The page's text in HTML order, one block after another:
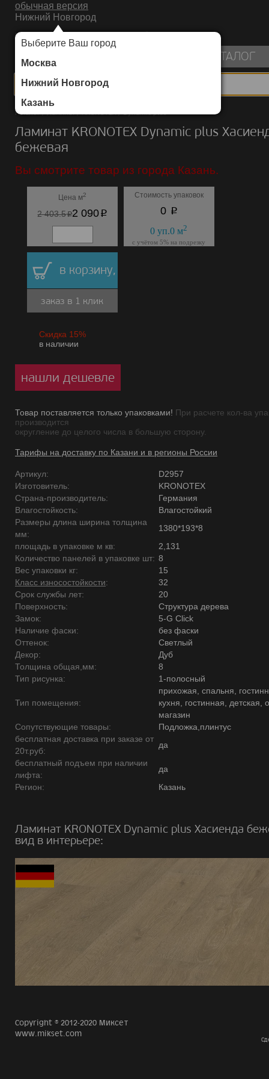
обычная версия
Нижний Новгород
Выберите Ваш город
Москва
Нижний Новгород
Казань
ИНТЕРНЕТ-МАГАЗИН НАПОЛЬНЫХ ПОКРЫТИЙ
КАТАЛОГ
Каталог/Ламинат/KRONOTEX/Dynamic plus
Ламинат KRONOTEX Dynamic plus
бежевая
Вы смотрите товар из города Казань.
Цена м2
2 403.5p2 090p
Стоимость упаковок
0 p
0 уп.0 м2
с учётом 5% на подрезку
в корзину,
заказ в 1 клик
Скидка 15%
в наличии
нашли дешевле
Товар поставляется только упаковками! При расчете кол-ва
производится
округление до целого числа в большую сторону.
Тарифы на доставку по Казани и в регионы России
Артикул:
D2957
Изготовитель:
KRONOTEX
Страна-производитель:
Германия
Влагостойкость:
Влагостойкий
Размеры длина ширина толщина
мм:
1380*193*8
площадь в упаковке м кв:
2,131
Количество панелей в упаковке шт: 8
Вес упаковки кг:
15
Класс износостойкости:
32
Срок службы лет:
20
Поверхность:
Структура дерева
Замок:
5-G Click
Наличие фаски:
без фаски
Оттенок:
Светлый
Декор:
Дуб
Толщина общая,мм:
8
Тип рисунка:
1-полосный
Тип помещения:
прихожая, спальня,
кухня, гостинная, детская,
магазин
Сопутствующие товары:
Подложка,плинтус
бесплатная доставка при заказе от
20т.руб:
да
бесплатный подъем при наличии
лифта:
да
Регион:
Казань
Ламинат KRONOTEX Dynamic plus Хасиенда
вид в интерьере:
Copyright © 2012-2020 Миксет
www.mikset.com